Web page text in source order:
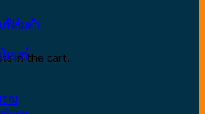
in the cart.
ฟิล์มดำ
เจอร์
รณ